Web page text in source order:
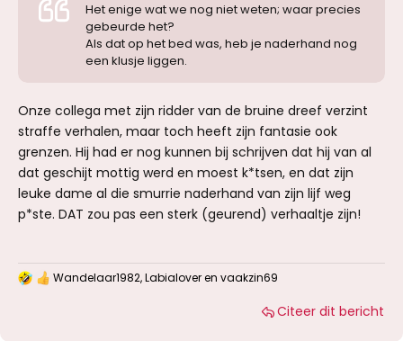
Het enige wat we nog niet weten; waar precies
gebeurde het?
Als dat op het bed was, heb je naderhand nog
een klusje liggen.
Onze collega met zijn ridder van de bruine dreef verzint
straffe verhalen, maar toch heeft zijn fantasie ook
grenzen. Hij had er nog kunnen bij schrijven dat hij van al
dat geschijt mottig werd en moest k*tsen, en dat zijn
leuke dame al die smurrie naderhand van zijn lijf weg
p*ste. DAT zou pas een sterk (geurend) verhaaltje zijn!
W
Wandelaar1982,Labialoveren vaakzin69
Citeer dit bericht